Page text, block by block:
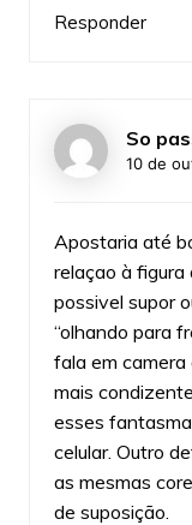
Responder
So
10 de
Apostaria até
relaçao à
possivel supor
“olhando para
fala em
mais
esses
celular. Outro
as mesmas
de suposição.